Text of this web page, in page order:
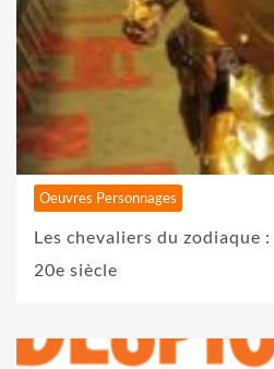
Oeuvres Personnages
Les chevaliers du zodiaque :
20e siècle